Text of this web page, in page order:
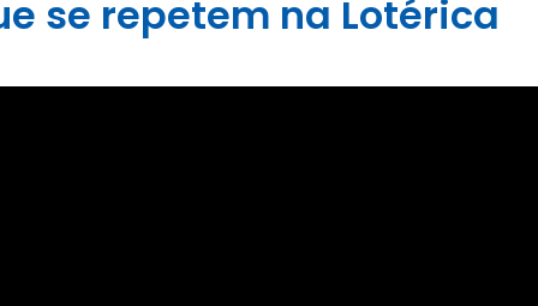
se repetem na Lotérica